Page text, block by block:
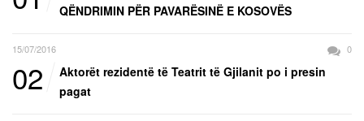
QËNDRIMIN PËR PAVARËSINË E KOSOVËS
15/07/2016 0
02
Aktorët rezidentë të Teatrit të Gjilanit po i presin
pagat